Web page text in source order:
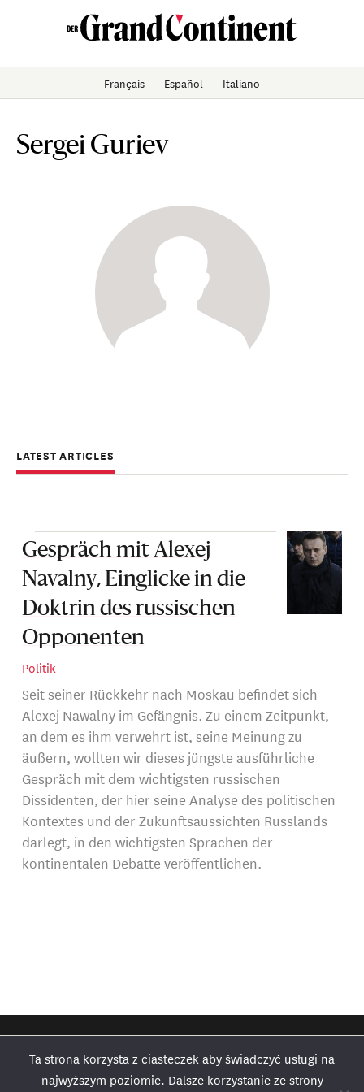
Français Español Italiano
Sergei Guriev
LATEST ARTICLES
Gespräch mit Alexej
Navalny, Einglicke in die
Doktrin des russischen
Opponenten
Politik
Seit seiner Rückkehr nach Moskau befindet sich
Alexej Nawalny im Gefängnis. Zu einem Zeitpunkt,
an dem es ihm verwehrt ist, seine Meinung zu
äußern, wollten wir dieses jüngste ausführliche
Gespräch mit dem wichtigsten russischen
Dissidenten, der hier seine Analyse des politischen
Kontextes und der Zukunftsaussichten Russlands
darlegt, in den wichtigsten Sprachen der
kontinentalen Debatte veröffentlichen.
Ta strona korzysta z ciasteczek aby świadczyć usługi na
najwyższym poziomie. Dalsze korzystanie ze strony